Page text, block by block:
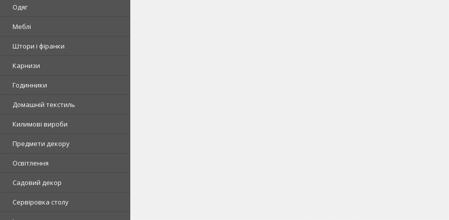
Одяг
Меблі
Штори і фіранки
Карнизи
Годинники
Домашній текстиль
Килимові вироби
Предмети декору
Освітлення
Садовий декор
Сервіровка столу